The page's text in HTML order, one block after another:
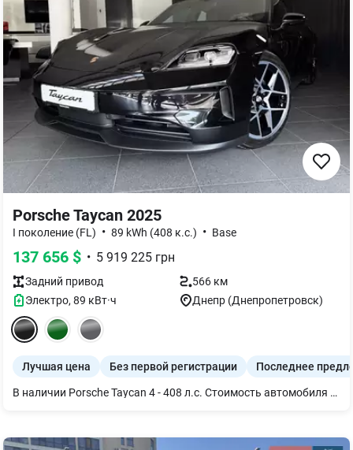
Porsche Taycan 2025
I поколение (FL) • 89 kWh (408 к.с.) • Base
137 656 $ • 5 919 225 грн
Задний привод
566 км
Электро, 89 кВт·ч Днепр (Днепропетровск)
Лучшая цена Без первой регистрации Последнее
В наличии Porsche Taycan 4 - 408 л.с. Стоимость автомобиля эквивалентна 139 030 € Специальная стоимость: 116 750 € Комплектация авто: Цвет Jet Black Metallic (черный металлик) Глянцевые черные накладки на боковые окна 20-дюймовые диски Turbo Sport Aero Интерьер Двухцветный кожаный салон Bramble/Crayon (гладкая кожа) Пакет отделки салона Aluminium Prisma Сиденье и комфорт Комфортные передние сиденья с электроприводом (14-позиционные) и памятью положений Подогрев передних и задних сидений Вентиляция передних сидений Техническая часть Односкоростная трансмиссия на передней оси и двухскоростная на задней Porsche Electric Sport Sound Комфорт и безопасность Обогрев руля Круговая камера с ассистентом активной парковки Ассистент смены полосы движения Бесключевой доступ Плавное закрытие дверей (Soft-close doors) Мультимедиа Аудиосистема BOSE Surround Sound Другое Аптечка первой помощи с предупреждающим треугольником